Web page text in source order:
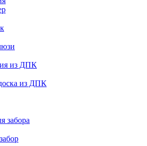
из ДПК
из ДПК
забора